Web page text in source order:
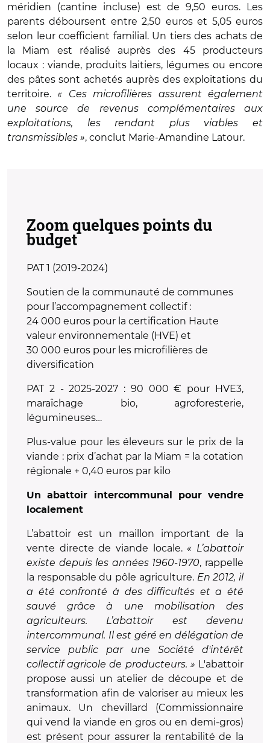
méridien (cantine incluse) est de 9,50 euros. Les
parents déboursent entre 2,50 euros et 5,05 euros
selon leur coefficient familial. Un tiers des achats de
la Miam est réalisé auprès des 45 producteurs
locaux : viande, produits laitiers, légumes ou encore
des pâtes sont achetés auprès des exploitations du
territoire. « Ces microfilières assurent également
une source de revenus complémentaires aux
exploitations, les rendant plus viables et
transmissibles », conclut Marie-Amandine Latour.
Zoom quelques points du
budget
PAT 1 (2019-2024)
Soutien de la communauté de communes
pour l’accompagnement collectif :
24 000 euros pour la certification Haute
valeur environnementale (HVE) et
30 000 euros pour les microfilières de
diversification
PAT 2 - 2025-2027 : 90 000 € pour HVE3,
maraîchage bio, agroforesterie,
légumineuses…
Plus-value pour les éleveurs sur le prix de la
viande : prix d’achat par la Miam = la cotation
régionale + 0,40 euros par kilo
Un abattoir intercommunal pour vendre
localement
L’abattoir est un maillon important de la
vente directe de viande locale. « L’abattoir
existe depuis les années 1960-1970, rappelle
la responsable du pôle agriculture. En 2012, il
a été confronté à des difficultés et a été
sauvé grâce à une mobilisation des
agriculteurs. L’abattoir est devenu
intercommunal. Il est géré en délégation de
service public par une Société d'intérêt
collectif agricole de producteurs. » L'abattoir
propose aussi un atelier de découpe et de
transformation afin de valoriser au mieux les
animaux. Un chevillard (Commissionnaire
qui vend la viande en gros ou en demi-gros)
est présent pour assurer la rentabilité de la